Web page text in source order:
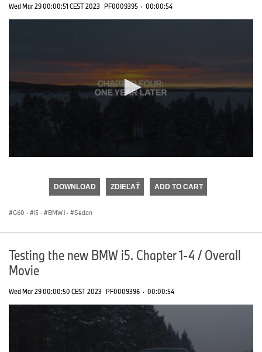
Wed Mar 29 00:00:51 CEST 2023 PF0009395 · 00:00:54
DOWNLOAD ZDIEĽAŤ ADD TO CART
G60 · i5 · BMW i · Sedan
Testing the new BMW i5. Chapter 1-4 / Overall
Movie
Wed Mar 29 00:00:50 CEST 2023 PF0009396 · 00:00:54